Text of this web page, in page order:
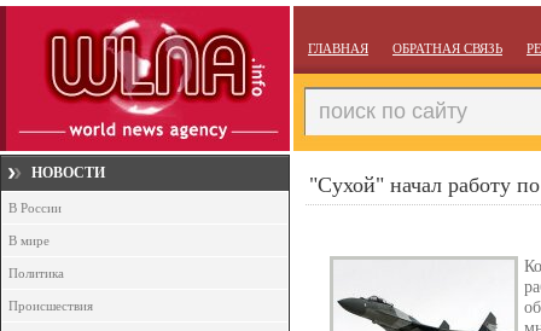
ГЛАВНАЯ ОБРАТНАЯ СВЯЗЬ
НОВОСТИ
В России
В мире
Политика
Происшествия
"Сухой" начал работу